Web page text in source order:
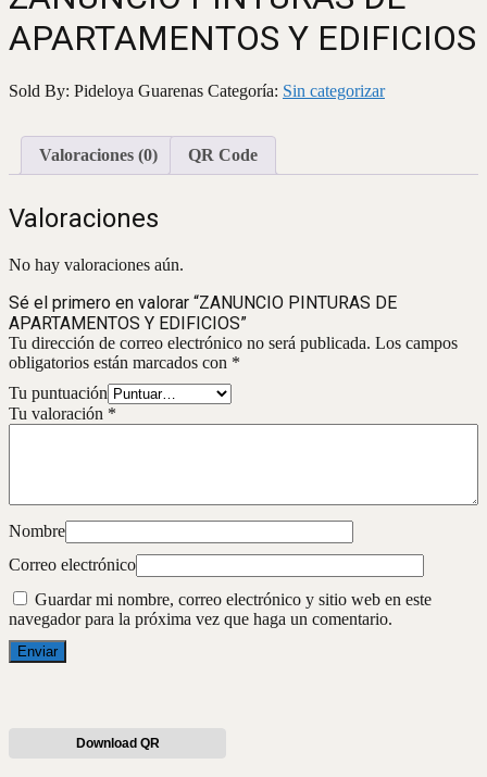
APARTAMENTOS Y EDIFICIOS
Sold By: Pideloya Guarenas Categoría: Sin categorizar
Valoraciones (0) QR Code
Valoraciones
No hay valoraciones aún.
Sé el primero en valorar “ZANUNCIO PINTURAS DE
APARTAMENTOS Y EDIFICIOS”
Tu dirección de correo electrónico no será publicada. Los campos
obligatorios están marcados con *
Tu puntuación
Tu valoración *
Nombre
Correo electrónico
Guardar mi nombre, correo electrónico y sitio web en este
navegador para la próxima vez que haga un comentario.
Download QR